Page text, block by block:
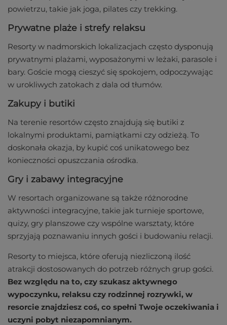
powietrzu, takie jak joga, pilates czy trekking.
Prywatne plaże i strefy relaksu
Resorty w nadmorskich lokalizacjach często dysponują
prywatnymi plażami, wyposażonymi w leżaki, parasole i
bary. Goście mogą cieszyć się spokojem, odpoczywając
w urokliwych zatokach z dala od tłumów.
Zakupy i butiki
Na terenie resortów często znajdują się butiki z
lokalnymi produktami, pamiątkami czy odzieżą. To
doskonała okazja, by kupić coś unikatowego bez
konieczności opuszczania ośrodka.
Gry i zabawy integracyjne
W resortach organizowane są także różnorodne
aktywności integracyjne, takie jak turnieje sportowe,
quizy, gry planszowe czy wspólne warsztaty, które
sprzyjają poznawaniu innych gości i budowaniu relacji.
Resorty to miejsca, które oferują niezliczoną ilość
atrakcji dostosowanych do potrzeb różnych grup gości.
Bez względu na to, czy szukasz aktywnego
wypoczynku, relaksu czy rodzinnej rozrywki, w
resorcie znajdziesz coś, co spełni Twoje oczekiwania i
uczyni pobyt niezapomnianym.